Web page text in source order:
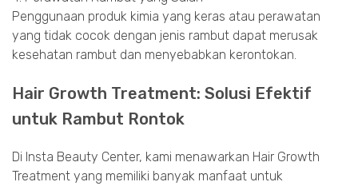
Penggunaan produk kimia yang keras atau perawatan
yang tidak cocok dengan jenis rambut dapat merusak
kesehatan rambut dan menyebabkan kerontokan.
Hair Growth Treatment: Solusi Efektif
untuk Rambut Rontok
Di Insta Beauty Center, kami menawarkan Hair Growth
Treatment yang memiliki banyak manfaat untuk